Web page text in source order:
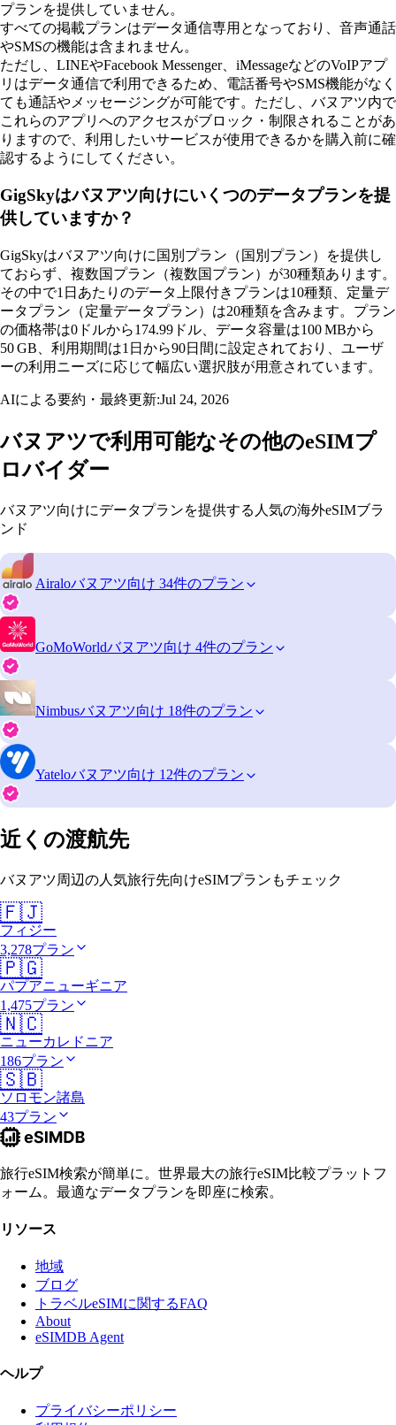
プランを提供していません。
すべての掲載プランはデータ通信専用となっており、音声通話
やSMSの機能は含まれません。
ただし、LINEやFacebook Messenger、iMessageなどのVoIPアプ
リはデータ通信で利用できるため、電話番号やSMS機能がなく
ても通話やメッセージングが可能です。ただし、バヌアツ内で
これらのアプリへのアクセスがブロック・制限されることがあ
りますので、利用したいサービスが使用できるかを購入前に確
認するようにしてください。
GigSkyはバヌアツ向けにいくつのデータプランを提
供していますか？
GigSkyはバヌアツ向けに国別プラン（国別プラン）を提供し
ておらず、複数国プラン（複数国プラン）が30種類あります。
その中で1日あたりのデータ上限付きプランは10種類、定量デ
ータプラン（定量データプラン）は20種類を含みます。プラン
の価格帯は0ドルから174.99ドル、データ容量は100 MBから
50 GB、利用期間は1日から90日間に設定されており、ユーザ
ーの利用ニーズに応じて幅広い選択肢が用意されています。
AIによる要約・最終更新:Jul 24, 2026
バヌアツで利用可能なその他のeSIMプ
ロバイダー
バヌアツ向けにデータプランを提供する人気の海外eSIMブラ
ンド
Airaloバヌアツ向け 34件のプラン
GoMoWorldバヌアツ向け 4件のプラン
Nimbusバヌアツ向け 18件のプラン
Yateloバヌアツ向け 12件のプラン
近くの渡航先
バヌアツ周辺の人気旅行先向けeSIMプランもチェック
🇫🇯
フィジー
3,278プラン
🇵🇬
パプアニューギニア
1,475プラン
🇳🇨
ニューカレドニア
186プラン
🇸🇧
ソロモン諸島
43プラン
旅行eSIM検索が簡単に。世界最大の旅行eSIM比較プラットフ
ォーム。最適なデータプランを即座に検索。
リソース
地域
ブログ
トラベルeSIMに関するFAQ
About
eSIMDB Agent
ヘルプ
プライバシーポリシー